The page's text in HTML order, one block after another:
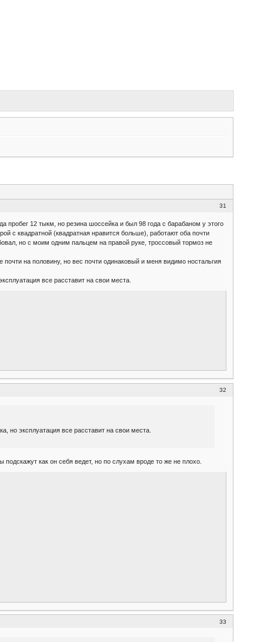
31
12 тыкм, но резина шоссейка и был 98 года с барабаном у этого
с квадратной (квадратная нравится больше), работают оба почти
но с моим одним пальцем на правой руке, троссовый тормоз не
на половину, но вес почти одинаковый и меня видимо ностальгия
все расставит на свои места.
32
но эксплуатация все расставит на свои места.
как он себя ведет, но по слухам вроде то же не плохо.
33